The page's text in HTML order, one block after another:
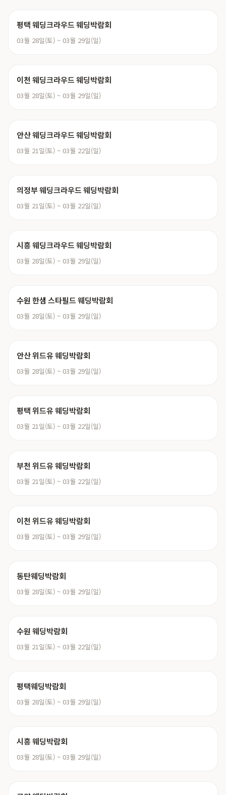
평택 웨딩크라우드 웨딩박람회
03월 28일(토) ~ 03월 29일(일)
이천 웨딩크라우드 웨딩박람회
03월 28일(토) ~ 03월 29일(일)
안산 웨딩크라우드 웨딩박람회
03월 21일(토) ~ 03월 22일(일)
의정부 웨딩크라우드 웨딩박람회
03월 21일(토) ~ 03월 22일(일)
시흥 웨딩크라우드 웨딩박람회
03월 28일(토) ~ 03월 29일(일)
수원 한샘 스타필드 웨딩박람회
03월 28일(토) ~ 03월 29일(일)
안산 위드유 웨딩박람회
03월 28일(토) ~ 03월 29일(일)
평택 위드유 웨딩박람회
03월 21일(토) ~ 03월 22일(일)
부천 위드유 웨딩박람회
03월 21일(토) ~ 03월 22일(일)
이천 위드유 웨딩박람회
03월 28일(토) ~ 03월 29일(일)
동탄웨딩박람회
03월 28일(토) ~ 03월 29일(일)
수원 웨딩박람회
03월 21일(토) ~ 03월 22일(일)
평택웨딩박람회
03월 28일(토) ~ 03월 29일(일)
시흥 웨딩박람회
03월 28일(토) ~ 03월 29일(일)